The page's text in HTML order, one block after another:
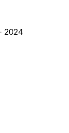
2024